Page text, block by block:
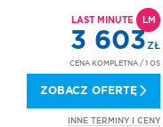
LAST MINUTE LM
3 603ZŁ
CENA KOMPLETNA / 1 OS
ZOBACZ OFERTĘ
INNE TERMINY I CENY